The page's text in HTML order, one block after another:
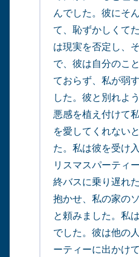
んでした。彼にそ
て、恥ずかしくて
は現実を否定し、
で、彼は自分のこ
ておらず、私が弱
した。彼と別れよ
悪感を植え付けて
を愛してくれない
た。私は彼を受け
リスマスパーティ
終バスに乗り遅れ
抱かせ、私の家の
と頼みました。私
でした。彼は他の
ーティーに出かけ